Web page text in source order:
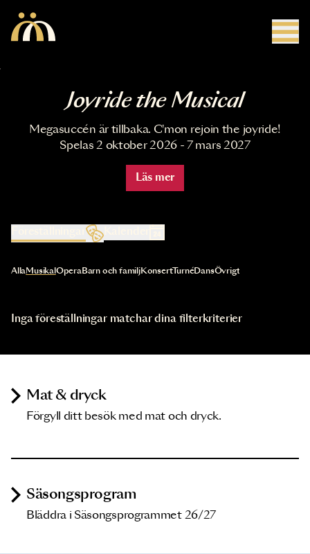
Joyride the Musical
Megasuccén är tillbaka. C'mon rejoin the joyride!
Spelas 2 oktober 2026 - 7 mars 2027
Läs mer
Kalender
Val av kategori uppdaterar innehållet automatiskt
AllaMusikal OperaBarn och familjKonsertTurnéDansÖvrigt
Inga föreställningar matchar dina filterkriterier
Mat & dryck
Förgyll ditt besök med mat och dryck.
Säsongsprogram
Bläddra i Säsongsprogrammet 26/27